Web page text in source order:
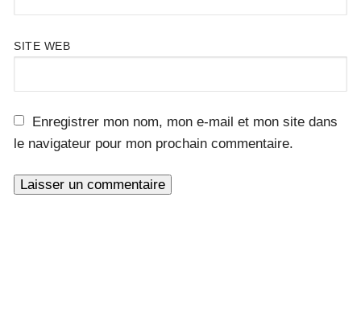
SITE WEB
Enregistrer mon nom, mon e-mail et mon site dans
le navigateur pour mon prochain commentaire.